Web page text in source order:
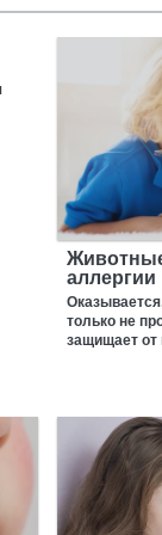
аллергии
только не
защищает